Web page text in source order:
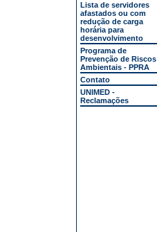
Lista de servidores
afastados ou com
redução de carga
horária para
desenvolvimento
Programa de
Prevenção de Riscos
Ambientais - PPRA
Contato
UNIMED -
Reclamações